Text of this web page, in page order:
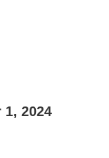
1, 2024